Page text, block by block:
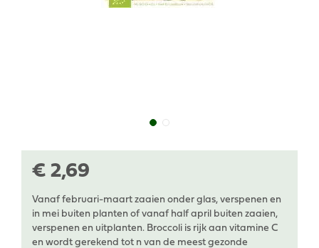
€ 2,69
Vanaf februari-maart zaaien onder glas, verspenen en
in mei buiten planten of vanaf half april buiten zaaien,
verspenen en uitplanten. Broccoli is rijk aan vitamine C
en wordt gerekend tot n van de meest gezonde